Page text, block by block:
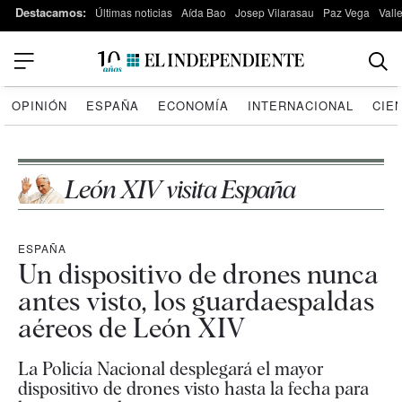
Destacamos: Últimas noticias Aída Bao Josep Vilarasau Paz Vega
OPINIÓN ESPAÑA ECONOMÍA INTERNACIONAL
León XIV visita España
ESPAÑA
Un dispositivo de drones nunca
antes visto, los guardaespaldas
aéreos de León XIV
La Policía Nacional desplegará el mayor
dispositivo de drones visto hasta la fecha para